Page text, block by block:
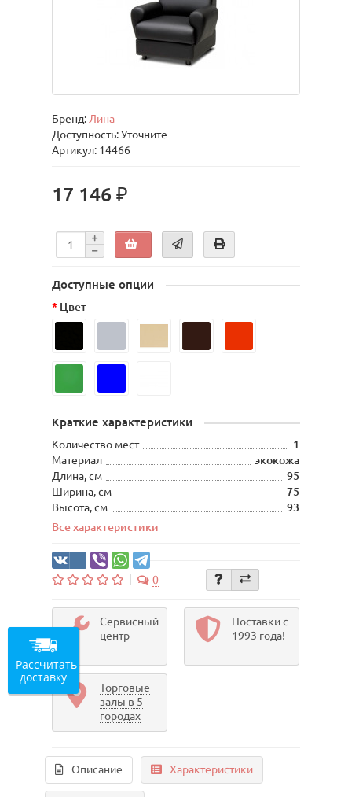
Бренд: Лина
Доступность: Уточните
Артикул: 14466
17 146 ₽
Доступные опции
Цвет
Краткие характеристики
Количество мест
1
Материал
экокожа
Длина, см
95
Ширина, см
75
Высота, см
93
Все характеристики
0
Сервисный
центр
Поставки с
1993 года!
Торговые
залы в 5
городах
Описание Характеристики
Рассчитать
доставку